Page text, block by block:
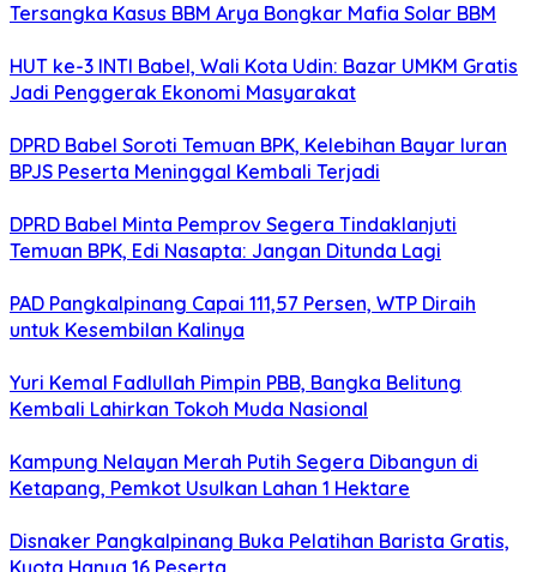
Tersangka Kasus BBM Arya Bongkar Mafia Solar BBM
HUT ke-3 INTI Babel, Wali Kota Udin: Bazar UMKM Gratis
Jadi Penggerak Ekonomi Masyarakat
DPRD Babel Soroti Temuan BPK, Kelebihan Bayar Iuran
BPJS Peserta Meninggal Kembali Terjadi
DPRD Babel Minta Pemprov Segera Tindaklanjuti
Temuan BPK, Edi Nasapta: Jangan Ditunda Lagi
PAD Pangkalpinang Capai 111,57 Persen, WTP Diraih
untuk Kesembilan Kalinya
Yuri Kemal Fadlullah Pimpin PBB, Bangka Belitung
Kembali Lahirkan Tokoh Muda Nasional
Kampung Nelayan Merah Putih Segera Dibangun di
Ketapang, Pemkot Usulkan Lahan 1 Hektare
Disnaker Pangkalpinang Buka Pelatihan Barista Gratis,